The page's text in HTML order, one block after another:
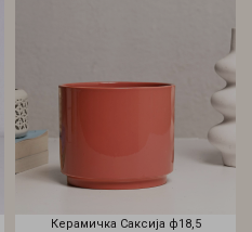
Керамичка Саксија ф18,5